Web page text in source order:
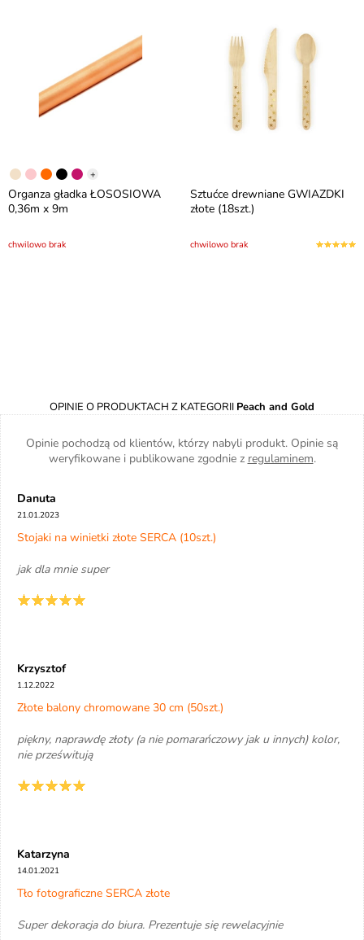
+
Organza gładka ŁOSOSIOWA
0,36m x 9m
chwilowo brak
Sztućce drewniane GWIAZDKI
złote (18szt.)
chwilowo brak
OPINIE O PRODUKTACH Z KATEGORII Peach and Gold
Opinie pochodzą od klientów, którzy nabyli produkt. Opinie są
weryfikowane i publikowane zgodnie z regulaminem.
Danuta
21.01.2023
Stojaki na winietki złote SERCA (10szt.)
jak dla mnie super
Krzysztof
1.12.2022
Złote balony chromowane 30 cm (50szt.)
piękny, naprawdę złoty (a nie pomarańczowy jak u innych) kolor,
nie prześwitują
Katarzyna
14.01.2021
Tło fotograficzne SERCA złote
Super dekoracja do biura. Prezentuje się rewelacyjnie